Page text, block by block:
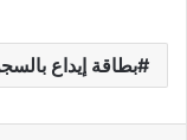
بطاقة إيداع